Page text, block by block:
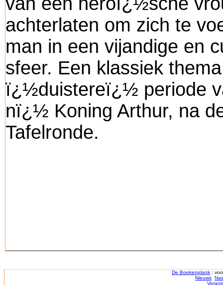
achterlaten om zich te
man in een vijandige en
sfeer. Een klassiek
ï¿½duistereï¿½ periode
nï¿½ Koning Arthur, na
Tafelronde.
De Boekenplank :
Nieuws